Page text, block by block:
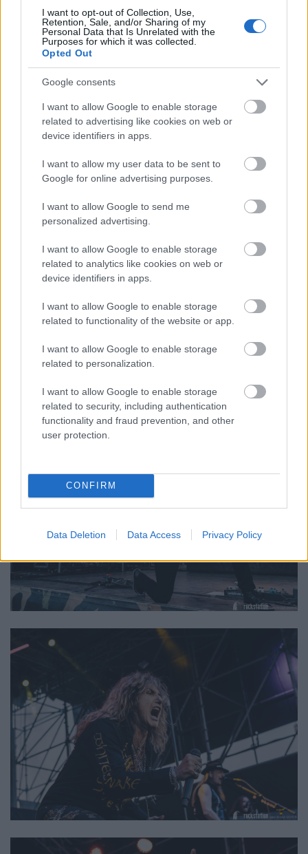
I want to opt-out of Collection, Use,
Retention, Sale, and/or Sharing of my
Personal Data that Is Unrelated with the
Purposes for which it was collected.
Opted Out
Google consents
I want to allow Google to enable storage
related to advertising like cookies on web or
device identifiers in apps.
I want to allow my user data to be sent to
Google for online advertising purposes.
I want to allow Google to send me
personalized advertising.
I want to allow Google to enable storage
related to analytics like cookies on web or
device identifiers in apps.
I want to allow Google to enable storage
related to functionality of the website or app.
I want to allow Google to enable storage
related to personalization.
I want to allow Google to enable storage
related to security, including authentication
functionality and fraud prevention, and other
user protection.
CONFIRM
Data Deletion Data Access Privacy Policy